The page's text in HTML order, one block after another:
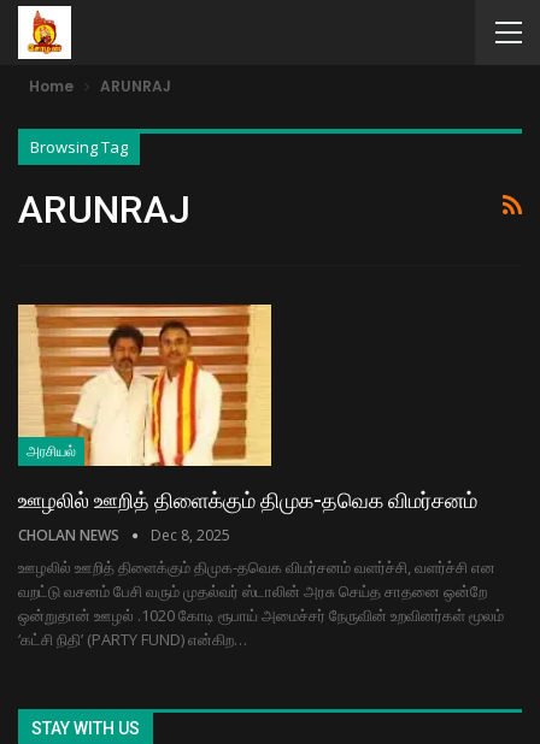
Home ARUNRAJ
Browsing Tag
ARUNRAJ
அரசியல்
ஊழலில் ஊறித் திளைக்கும் திமுக-தவெக விமர்சனம்
CHOLAN NEWS Dec 8, 2025
ஊழலில் ஊறித் திளைக்கும் திமுக-தவெக விமர்சனம் வளர்ச்சி, வளர்ச்சி என
வறட்டு வசனம் பேசி வரும் முதல்வர் ஸ்டாலின் அரசு செய்த சாதனை ஒன்றே
ஒன்றுதான் ஊழல் .1020 கோடி ரூபாய் அமைச்சர் நேருவின் உறவினர்கள் மூலம்
‘கட்சி நிதி’ (PARTY FUND) என்கிற…
STAY WITH US